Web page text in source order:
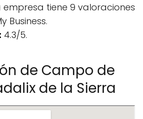
empresa tiene 9 valoraciones
Business.
4.3/5.
de Campo de
de la Sierra